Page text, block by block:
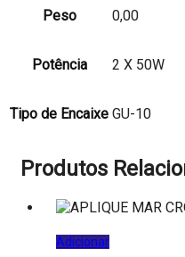
Peso 0,00
Potência 2 X 50W
Tipo de Encaixe GU-10
Produtos
Adicionar